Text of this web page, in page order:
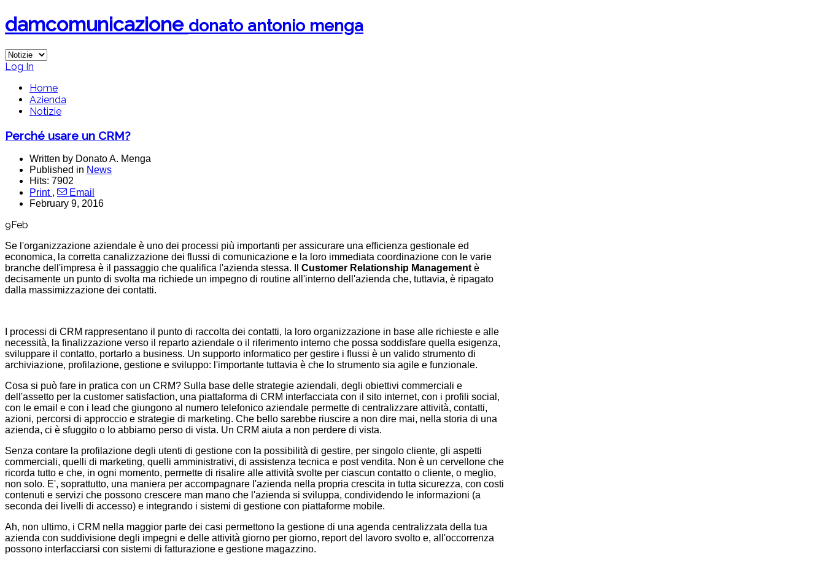
damcomunicazione donato antonio menga
Log In
Home
Azienda
Notizie
Perché usare un CRM?
Written by Donato A. Menga
Published in News
Hits: 7902
Print ,
Email
February 9, 2016
9 Feb
Se l'organizzazione aziendale è uno dei processi più importanti per assicurare una efficienza gestionale ed
economica, la corretta canalizzazione dei flussi di comunicazione e la loro immediata coordinazione con le varie
branche dell'impresa è il passaggio che qualifica l'azienda stessa. Il Customer Relationship Management è
decisamente un punto di svolta ma richiede un impegno di routine all'interno dell'azienda che, tuttavia, è ripagato
dalla massimizzazione dei contatti.
I processi di CRM rappresentano il punto di raccolta dei contatti, la loro organizzazione in base alle richieste e alle
necessità, la finalizzazione verso il reparto aziendale o il riferimento interno che possa soddisfare quella esigenza,
sviluppare il contatto, portarlo a business. Un supporto informatico per gestire i flussi è un valido strumento di
archiviazione, profilazione, gestione e sviluppo: l'importante tuttavia è che lo strumento sia agile e funzionale.
Cosa si può fare in pratica con un CRM? Sulla base delle strategie aziendali, degli obiettivi commerciali e
dell'assetto per la customer satisfaction, una piattaforma di CRM interfacciata con il sito internet, con i profili social,
con le email e con i lead che giungono al numero telefonico aziendale permette di centralizzare attività, contatti,
azioni, percorsi di approccio e strategie di marketing. Che bello sarebbe riuscire a non dire mai, nella storia di una
azienda, ci è sfuggito o lo abbiamo perso di vista. Un CRM aiuta a non perdere di vista.
Senza contare la profilazione degli utenti di gestione con la possibilità di gestire, per singolo cliente, gli aspetti
commerciali, quelli di marketing, quelli amministrativi, di assistenza tecnica e post vendita. Non è un cervellone che
ricorda tutto e che, in ogni momento, permette di risalire alle attività svolte per ciascun contatto o cliente, o meglio,
non solo. E', soprattutto, una maniera per accompagnare l'azienda nella propria crescita in tutta sicurezza, con costi
contenuti e servizi che possono crescere man mano che l'azienda si sviluppa, condividendo le informazioni (a
seconda dei livelli di accesso) e integrando i sistemi di gestione con piattaforme mobile.
Ah, non ultimo, i CRM nella maggior parte dei casi permettono la gestione di una agenda centralizzata della tua
azienda con suddivisione degli impegni e delle attività giorno per giorno, report del lavoro svolto e, all'occorrenza
possono interfacciarsi con sistemi di fatturazione e gestione magazzino.